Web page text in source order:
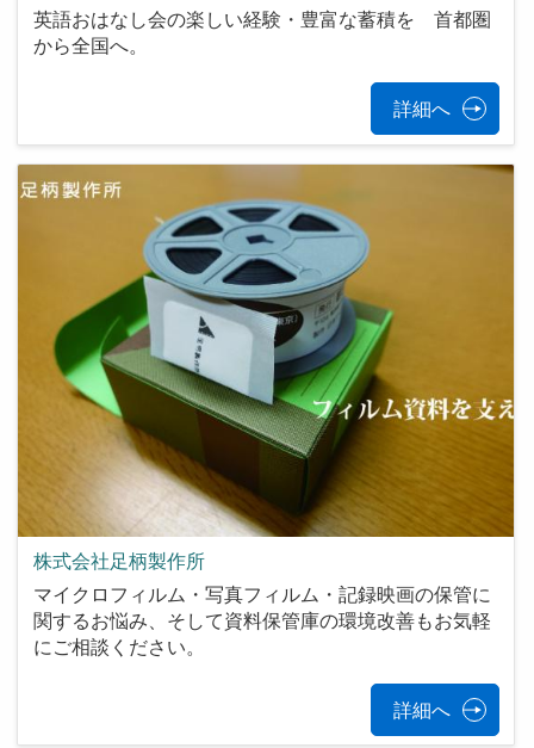
英語おはなし会の楽しい経験・豊富な蓄積を 首都圏
から全国へ。
詳細へ
株式会社足柄製作所
マイクロフィルム・写真フィルム・記録映画の保管に
関するお悩み、そして資料保管庫の環境改善もお気軽
にご相談ください。
詳細へ